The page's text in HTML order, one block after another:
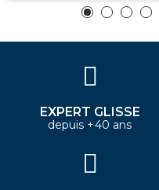
EXPERT GLISSE
depuis +40 ans